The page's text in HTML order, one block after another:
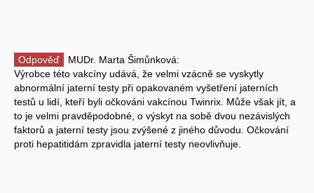
Odpověď
MUDr. Marta Šimůnková:
Výrobce této vakcíny udává, že velmi vzácně se vyskytly
abnormální jaterní testy při opakovaném vyšetření jaterních
testů u lidí, kteří byli očkováni vakcínou Twinrix. Může však jít, a
to je velmi pravděpodobné, o výskyt na sobě dvou nezávislých
faktorů a jaterní testy jsou zvýšené z jiného důvodu. Očkování
proti hepatitidám zpravidla jaterní testy neovlivňuje.